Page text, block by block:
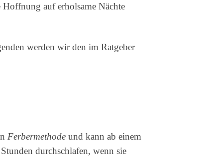
auf erholsame Nächte
werden wir den im Ratgeber
Ferbermethode und kann ab einem
durchschlafen, wenn sie